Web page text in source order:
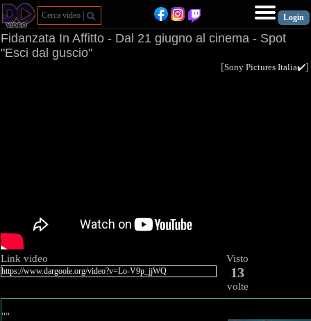
Fidanzata In Affitto - Dal 21 giugno al cinema - Spot
"Esci dal guscio"
[Sony Pictures Italia✔️]
Link video Visto
13
volte
""